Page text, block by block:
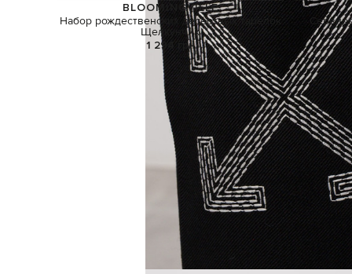
BLOOMINGVILLE
Набор рождественских десертных тарелок
Щелкунчик
1 294 грн